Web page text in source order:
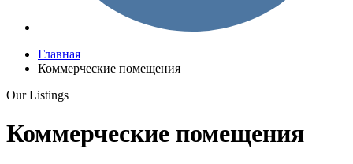
Главная
Коммерческие помещения
Our Listings
Коммерческие помещения